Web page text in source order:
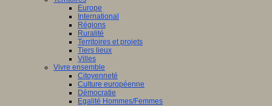
Europe
International
Régions
Ruralité
Territoires et projets
Tiers lieux
Villes
Vivre ensemble
Citoyenneté
Culture européenne
Démocratie
Egalité Hommes/Femmes